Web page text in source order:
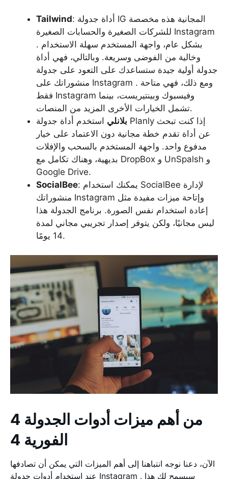
Tailwind: أداة جدولة IG المجانية هذه مخصصة
للشركات الصغيرة والحسابات الصغيرة Instagram
. بشكل عام، واجهة المستخدم سهلة الاستخدام
وخالية من الفوضى وسريعة. وبالتالي، فهي أداة
جدولة أولية جيدة ستساعدك على التعود على جدولة
منشوراتك على Instagram . ومع ذلك، فهي متاحة
فقط Instagram وفيسبوك وبينتيريست، بينما
تشمل الخيارات الأخرى المزيد من المنصات.
بلانلي استخدم أداة جدولة Planly إذا كنت تبحث
عن أداة تقدم خطة مجانية دون الاعتماد على خيار
مدفوع واحد. واجهة المستخدم بالسحب والإفلات
بديهية، وهناك تكامل مع DropBox و UnSpalsh و
Google Drive.
SocialBee: يمكنك استخدام SocialBee لإدارة
منشوراتك Instagram وإتاحة ميزات مفيدة مثل
إعادة استخدام نفس الصورة. برنامج الجدولة هذا
ليس مجانيًا، ولكن يتوفر إصدار تجريبي مجاني لمدة
14 يومًا.
4 من أهم ميزات أدوات الجدولة
الفورية 4
الآن، دعنا نوجه انتباهنا إلى أهم الميزات التي يمكن أن تصادفها
عند استخدام أدوات جدولة Instagram . سيسمح لك هذا